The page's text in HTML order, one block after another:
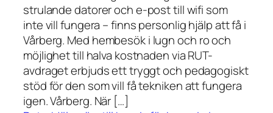
strulande datorer och e-post till wifi som
inte vill fungera – finns personlig hjälp att få i
Vårberg. Med hembesök i lugn och ro och
möjlighet till halva kostnaden via RUT-
avdraget erbjuds ett tryggt och pedagogiskt
stöd för den som vill få tekniken att fungera
igen. Vårberg. När […]